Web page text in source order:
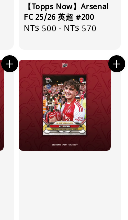
【Topps Now】Arsenal
FC 25/26 英超 #200
Regular
NT$ 500 - NT$ 570